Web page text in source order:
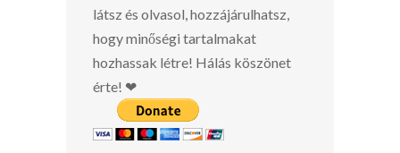
látsz és olvasol, hozzájárulhatsz,
hogy minőségi tartalmakat
hozhassak létre! Hálás köszönet
érte! ❤